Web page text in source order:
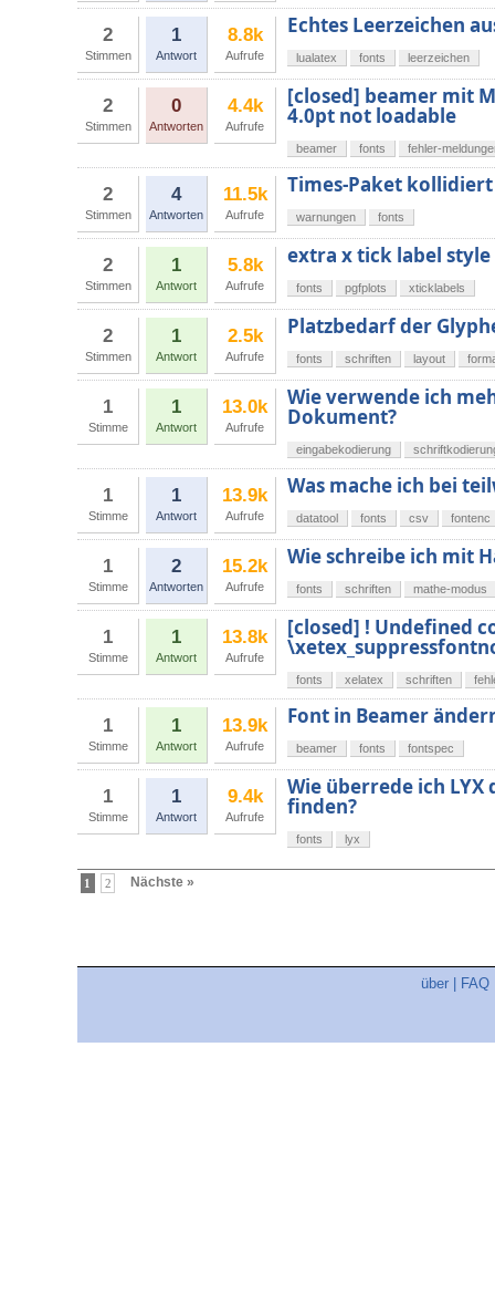
2
Stimmen
1
Antwort
8.8k
Aufrufe
Echtes Leerzeichen
lualatex fonts leerzeichen
2
Stimmen
0
Antworten
4.4k
Aufrufe
[closed] beamer mit
4.0pt not loadable
beamer fonts fehler-
2
Stimmen
4
Antworten
11.5k
Aufrufe
Times-Paket
warnungen fonts
2
Stimmen
1
Antwort
5.8k
Aufrufe
extra x tick label style
fonts pgfplots xticklabels
2
Stimmen
1
Antwort
2.5k
Aufrufe
Platzbedarf der
fonts schriften layout
1
Stimme
1
Antwort
13.0k
Aufrufe
Wie verwende ich
Dokument?
eingabekodierung
1
Stimme
1
Antwort
13.9k
Aufrufe
Was mache ich bei
datatool fonts csv fontenc
1
Stimme
2
Antworten
15.2k
Aufrufe
Wie schreibe ich mit
fonts schriften mathe-modus
1
Stimme
1
Antwort
13.8k
Aufrufe
[closed] ! Undefined
fonts xelatex schriften
1
Stimme
1
Antwort
13.9k
Aufrufe
Font in Beamer
beamer fonts fontspec
1
Stimme
1
Antwort
9.4k
Aufrufe
Wie überrede ich
finden?
fonts lyx
1 2 Nächste »
über FAQ